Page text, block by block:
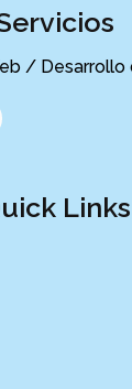
/ Desarrollo
Links